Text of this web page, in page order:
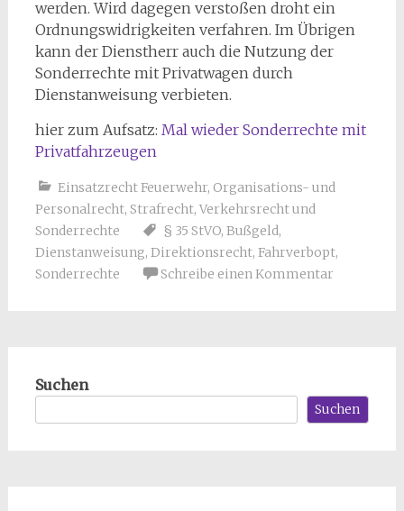
werden. Wird dagegen verstoßen droht ein
Ordnungswidrigkeiten verfahren. Im Übrigen
kann der Dienstherr auch die Nutzung der
Sonderrechte mit Privatwagen durch
Dienstanweisung verbieten.
hier zum Aufsatz: Mal wieder Sonderrechte mit
Privatfahrzeugen
Einsatzrecht Feuerwehr, Organisations- und
Personalrecht, Strafrecht, Verkehrsrecht und
Sonderrechte
§ 35 StVO, Bußgeld,
Dienstanweisung, Direktionsrecht, Fahrverbopt,
Sonderrechte
Schreibe einen Kommentar
Suchen
Suchen